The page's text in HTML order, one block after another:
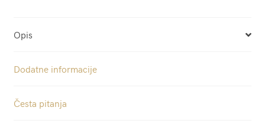
Opis
Dodatne informacije
Česta pitanja